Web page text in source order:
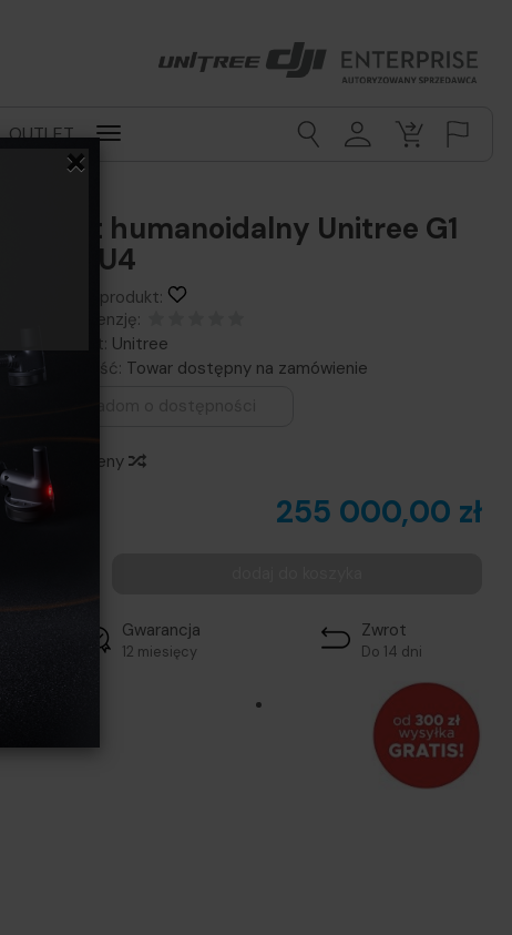
×
OUTLET
Robot humanoidalny Unitree G1
EDU-U4
Obserwuj produkt:
Dodaj recenzję:
Producent: Unitree
Dostępność: Towar dostępny na zamówienie
Historia ceny
255 000,00 zł
Gwarancja
12 miesięcy
Zwrot
Do 14 dni